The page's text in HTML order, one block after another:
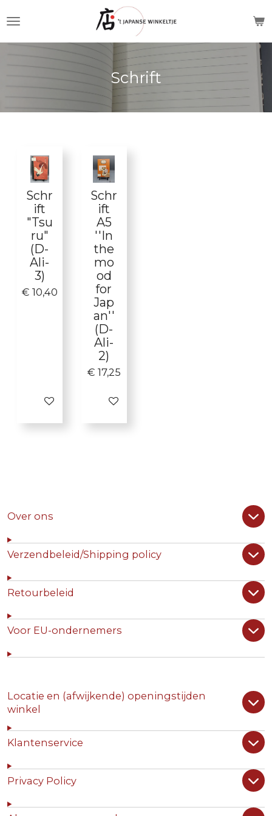
Schrift
Schr
ift
"Tsu
ru"
(D-
Ali-
3)
€ 10,40
In winkelwagen
Schr
ift
A5
''In
the
mo
od
for
Jap
an''
(D-
Ali-
2)
€ 17,25
In winkelwagen
Over ons
Verzendbeleid/Shipping policy
Retourbeleid
Voor EU-ondernemers
Locatie en (afwijkende) openingstijden
winkel
Klantenservice
Privacy Policy